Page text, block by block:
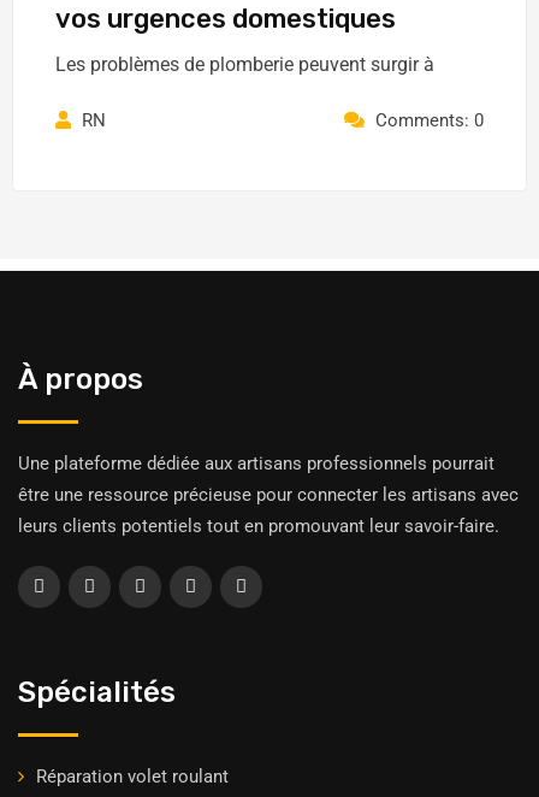
vos urgences domestiques
Les problèmes de plomberie peuvent surgir à
RN Comments: 0
À propos
Une plateforme dédiée aux artisans professionnels pourrait
être une ressource précieuse pour connecter les artisans avec
leurs clients potentiels tout en promouvant leur savoir-faire.
Spécialités
Réparation volet roulant